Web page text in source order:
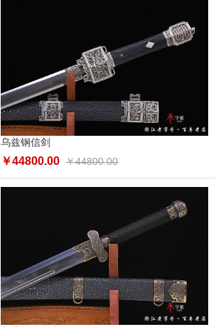
乌兹钢信剑
￥44800.00 ￥44800.00